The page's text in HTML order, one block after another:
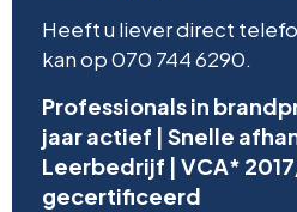
Heeft u liever direct
kan op 070 744 6290.
Professionals in
jaar actief | Snelle
Leerbedrijf | VCA*
gecertificeerd